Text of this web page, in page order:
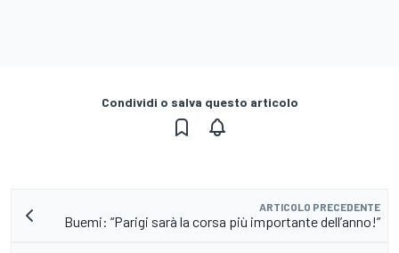
Condividi o salva questo articolo
ARTICOLO PRECEDENTE
Buemi: “Parigi sarà la corsa più importante dell’anno!”